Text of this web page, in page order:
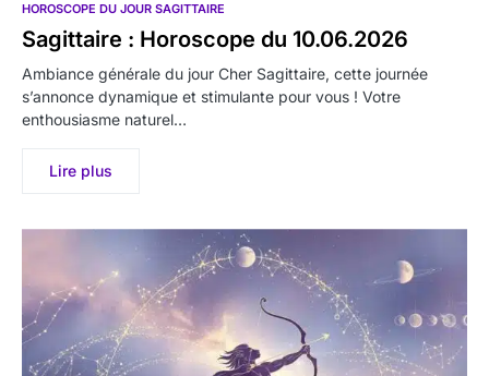
HOROSCOPE DU JOUR SAGITTAIRE
Sagittaire : Horoscope du 10.06.2026
Ambiance générale du jour Cher Sagittaire, cette journée
s’annonce dynamique et stimulante pour vous ! Votre
enthousiasme naturel…
Lire plus